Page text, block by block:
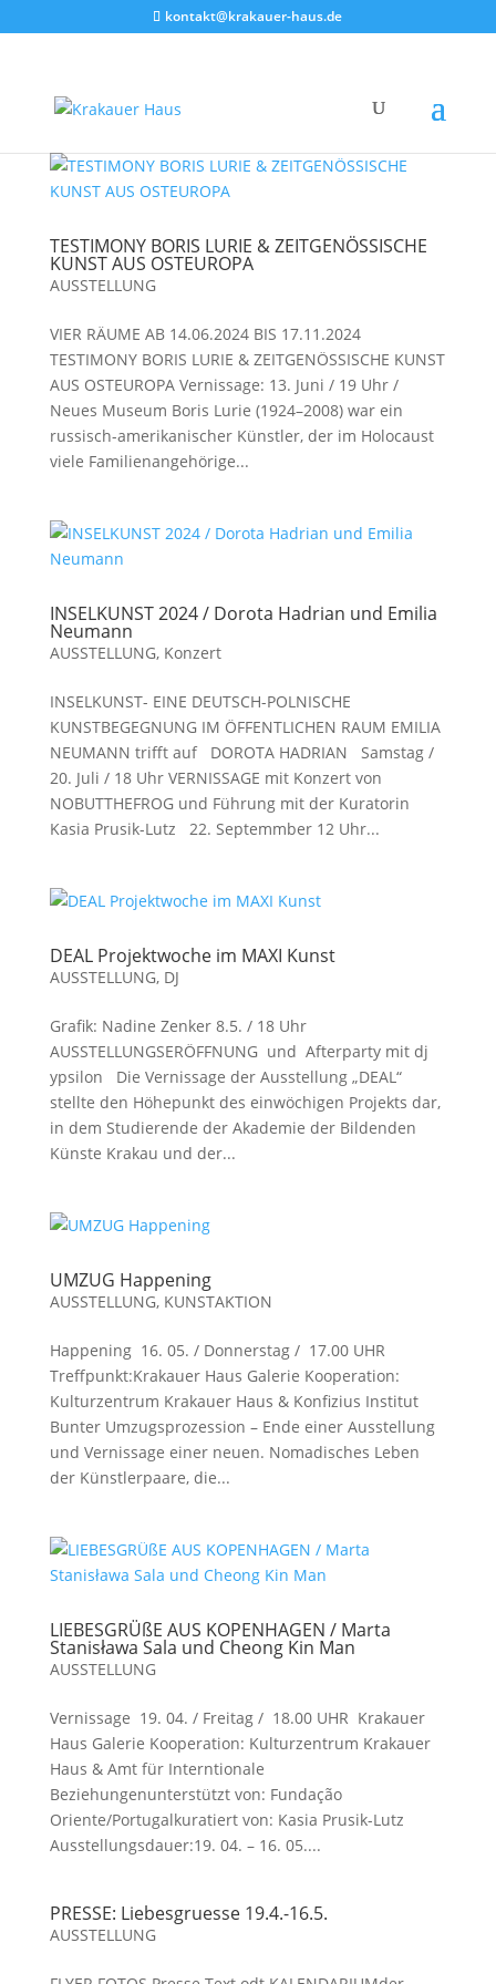
kontakt@krakauer-haus.de
TESTIMONY BORIS LURIE & ZEIT­GE­NÖS­SI­SCHE
KUNST AUS OST­EU­RO­PA
AUSSTELLUNG
VIER RÄUME AB 14.06.2024 BIS 17.11.2024
TESTIMONY BORIS LURIE & ZEIT­GE­NÖS­SI­SCHE KUNST
AUS OST­EU­RO­PA Vernissage: 13. Juni / 19 Uhr /
Neues Museum Boris Lurie (1924–2008) war ein
russisch-amerikanischer Künstler, der im Holo­caust
viele Familien­angehörige...
INSELKUNST 2024 / Dorota Hadrian und Emilia
Neumann
AUSSTELLUNG, Konzert
INSELKUNST- EINE DEUTSCH-POLNISCHE
KUNSTBEGEGNUNG IM ÖFFENTLICHEN RAUM EMILIA
NEUMANN trifft auf DOROTA HADRIAN Samstag /
20. Juli / 18 Uhr VERNISSAGE mit Konzert von
NOBUTTHEFROG und Führung mit der Kuratorin
Kasia Prusik-Lutz 22. Septemmber 12 Uhr...
DEAL Projektwoche im MAXI Kunst
AUSSTELLUNG, DJ
Grafik: Nadine Zenker 8.5. / 18 Uhr
AUSSTELLUNGSERÖFFNUNG und Afterparty mit dj
ypsilon Die Vernissage der Ausstellung „DEAL“
stellte den Höhepunkt des einwöchigen Projekts dar,
in dem Studierende der Akademie der Bildenden
Künste Krakau und der...
UMZUG Happening
AUSSTELLUNG, KUNSTAKTION
Happening 16. 05. / Donnerstag / 17.00 UHR
Treffpunkt:Krakauer Haus Galerie Kooperation:
Kulturzentrum Krakauer Haus & Konfizius Institut
Bunter Umzugsprozession – Ende einer Ausstellung
und Vernissage einer neuen. Nomadisches Leben
der Künstlerpaare, die...
LIEBESGRÜßE AUS KOPENHAGEN / Marta
Stanisława Sala und Cheong Kin Man
AUSSTELLUNG
Vernissage 19. 04. / Freitag / 18.00 UHR Krakauer
Haus Galerie Kooperation: Kulturzentrum Krakauer
Haus & Amt für Interntionale
Beziehungenunterstützt von: Fundação
Oriente/Portugalkuratiert von: Kasia Prusik-Lutz
Ausstellungsdauer:19. 04. – 16. 05....
PRESSE: Liebesgruesse 19.4.-16.5.
AUSSTELLUNG